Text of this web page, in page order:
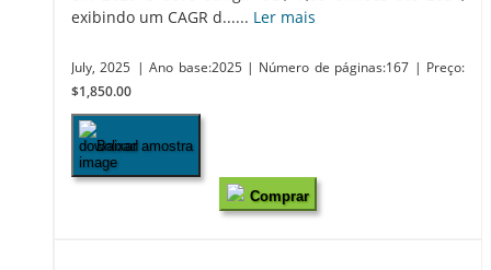
exibindo um CAGR d...... Ler mais
July, 2025 | Ano base:2025 | Número de páginas:167 | Preço:
$1,850.00
Baixar amostra
Comprar